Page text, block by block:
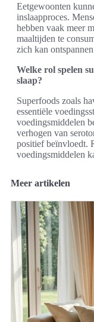
Eetgewoonten
inslaapproces.
hebben vaak meer
maaltijden te
zich kan
Welke rol spelen
slaap?
Superfoods zoals
essentiële
voedingsmiddelen
verhogen van
positief beïnvloedt.
voedingsmiddelen
Meer artikelen